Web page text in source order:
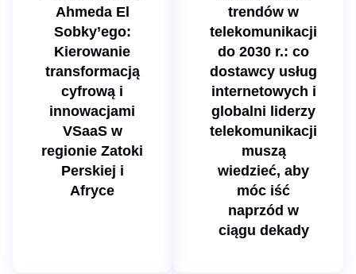
Ahmeda El
Sobky’ego:
Kierowanie
transformacją
cyfrową i
innowacjami
VSaaS w
regionie Zatoki
Perskiej i
Afryce
trendów w
telekomunikacji
do 2030 r.: co
dostawcy usług
internetowych i
globalni liderzy
telekomunikacji
muszą
wiedzieć, aby
móc iść
naprzód w
ciągu dekady